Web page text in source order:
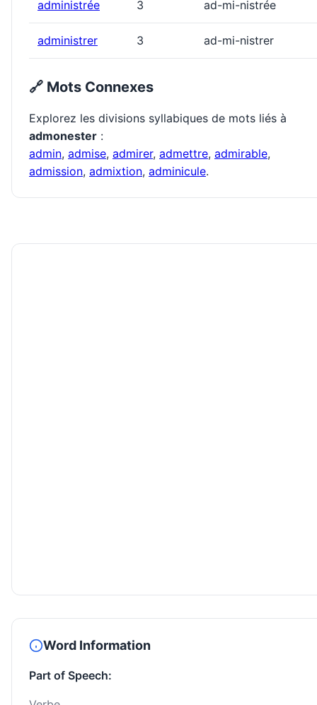
administrée 3 ad-mi-nistrée
administrer 3 ad-mi-nistrer
🔗 Mots Connexes
Explorez les divisions syllabiques de mots liés à
admonester :
admin, admise, admirer, admettre, admirable,
admission, admixtion, adminicule.
Word Information
Part of Speech: